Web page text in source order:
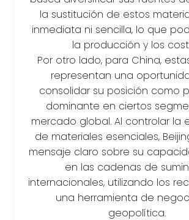
la sustitución de estos
inmediata ni sencilla, lo que
la producción y los
Por otro lado, para China,
representan una
consolidar su posición como
dominante en ciertos
mercado global. Al controlar la
de materiales esenciales,
mensaje claro sobre su
en las cadenas de
internacionales, utilizando los
una herramienta de
geopolítica.